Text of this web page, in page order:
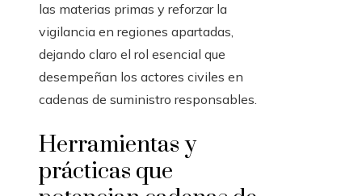
las materias primas y reforzar la
vigilancia en regiones apartadas,
dejando claro el rol esencial que
desempeñan los actores civiles en
cadenas de suministro responsables.
Herramientas y
prácticas que